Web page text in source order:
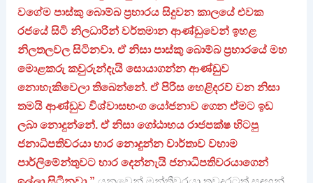
වගේම පාස්කු බොම්බ ප්‍රහාරය සිදුවන කාලයේ එවක
රජයේ සිටි නිලධාරින් වර්තමාන ආණ්ඩුවෙන් ඉහළ
නිලතලවල සිටිනවා. ඒ නිසා පාස්කු බොම්බ ප්‍රහාරයේ මහ
මොළකරු කවුරුන්දැයි සොයාගන්න ආණ්ඩුව
නොහැකිවෙලා තිබෙන්නේ. ඒ පිරිස හෙළිදරව් වන නිසා
තමයි ආණ්ඩුව විශ්වාසභංග යෝජනාව ගෙන ඒමට ඉඩ
ලබා නොදුන්නේ. ඒ නිසා ගෝඨාභය රාජපක්ෂ හිටපු
ජනාධිපතිවරයා භාර නොදුන්න වාර්තාව වහාම
පාර්ලිමේන්තුවට භාර දෙන්නැයි ජනාධිපතිවරයාගෙන්